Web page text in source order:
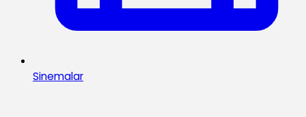
Sinemalar